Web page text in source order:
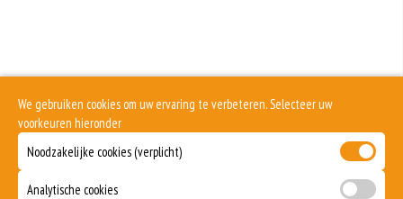
We gebruiken cookies om uw ervaring te verbeteren. Selecteer uw
voorkeuren hieronder
Noodzakelijke cookies (verplicht)
Analytische cookies